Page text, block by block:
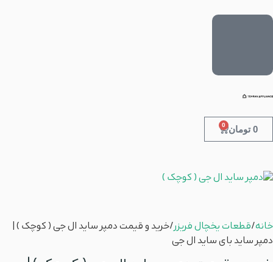
0 تومان 0
خانه/قطعات یخچال فریزر/ خرید و قیمت دمپر ساید ال جی ( کوچک ) |
دمپر ساید بای ساید ال جی